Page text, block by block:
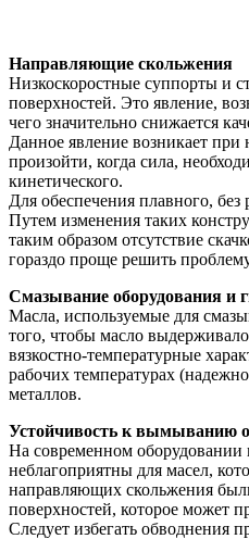
Направляющие скольжения
Низкоскоростные суппорты и
поверхностей. Это явление,
чего значительно снижается
Данное явление возникает
произойти, когда сила,
кинетического.
Для обеспечения плавного,
Путем изменения таких
таким образом отсутствие
гораздо проще решить
Смазывание оборудования и
Масла, используемые для
того, чтобы масло
вязкостно-температурные
рабочих температурах
металлов.
Устойчивость к вымыванию
На современном оборудовании
неблагоприятны для масел,
направляющих скольжения
поверхностей, которое может
Следует избегать обводнения